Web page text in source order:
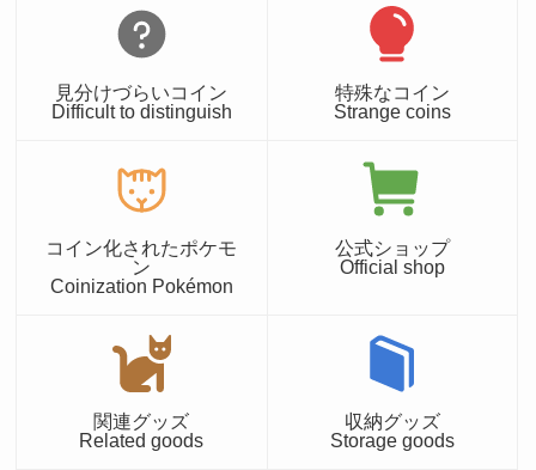
見分けづらいコイン
Difficult to distinguish
特殊なコイン
Strange coins
コイン化されたポケモ
ン
Coinization Pokémon
公式ショップ
Official shop
関連グッズ
Related goods
収納グッズ
Storage goods